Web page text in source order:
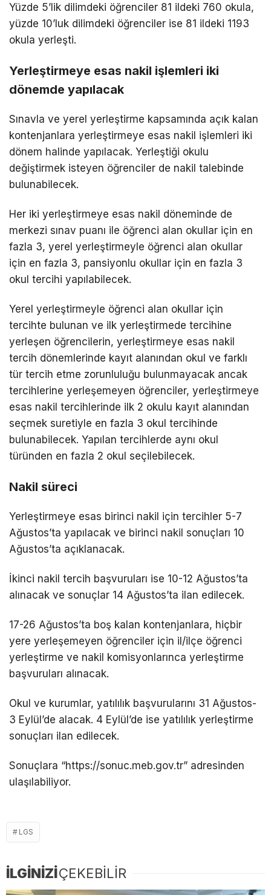
Yüzde 5’lik dilimdeki öğrenciler 81 ildeki 760 okula,
yüzde 10’luk dilimdeki öğrenciler ise 81 ildeki 1193
okula yerleşti.
Yerleştirmeye esas nakil işlemleri iki
dönemde yapılacak
Sınavla ve yerel yerleştirme kapsamında açık kalan
kontenjanlara yerleştirmeye esas nakil işlemleri iki
dönem halinde yapılacak. Yerleştiği okulu
değiştirmek isteyen öğrenciler de nakil talebinde
bulunabilecek.
Her iki yerleştirmeye esas nakil döneminde de
merkezi sınav puanı ile öğrenci alan okullar için en
fazla 3, yerel yerleştirmeyle öğrenci alan okullar
için en fazla 3, pansiyonlu okullar için en fazla 3
okul tercihi yapılabilecek.
Yerel yerleştirmeyle öğrenci alan okullar için
tercihte bulunan ve ilk yerleştirmede tercihine
yerleşen öğrencilerin, yerleştirmeye esas nakil
tercih dönemlerinde kayıt alanından okul ve farklı
tür tercih etme zorunluluğu bulunmayacak ancak
tercihlerine yerleşemeyen öğrenciler, yerleştirmeye
esas nakil tercihlerinde ilk 2 okulu kayıt alanından
seçmek suretiyle en fazla 3 okul tercihinde
bulunabilecek. Yapılan tercihlerde aynı okul
türünden en fazla 2 okul seçilebilecek.
Nakil süreci
Yerleştirmeye esas birinci nakil için tercihler 5-7
Ağustos’ta yapılacak ve birinci nakil sonuçları 10
Ağustos’ta açıklanacak.
İkinci nakil tercih başvuruları ise 10-12 Ağustos’ta
alınacak ve sonuçlar 14 Ağustos’ta ilan edilecek.
17-26 Ağustos’ta boş kalan kontenjanlara, hiçbir
yere yerleşemeyen öğrenciler için il/ilçe öğrenci
yerleştirme ve nakil komisyonlarınca yerleştirme
başvuruları alınacak.
Okul ve kurumlar, yatılılık başvurularını 31 Ağustos-
3 Eylül’de alacak. 4 Eylül’de ise yatılılık yerleştirme
sonuçları ilan edilecek.
Sonuçlara “https://sonuc.meb.gov.tr” adresinden
ulaşılabiliyor.
LGS
İLGİNİZİÇEKEBİLİR